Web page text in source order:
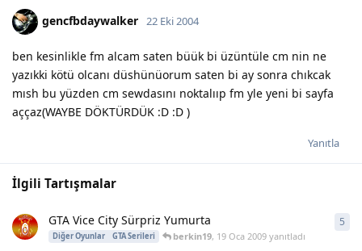
gencfbdaywalker 22 Eki 2004
ben kesinlikle fm alcam saten büük bi üzüntüle cm nin ne
yazıkki kötü olcanı düshünüorum saten bi ay sonra chıkcak
mısh bu yüzden cm sewdasını noktalııp fm yle yeni bi sayfa
aççaz(WAYBE DÖKTÜRDÜK :D :D )
Yanıtla
İlgili Tartışmalar
GTA Vice City Sürpriz Yumurta
Diğer Oyunlar GTA Serileri berkin19, 19 Oca 2009yanıtladı
5